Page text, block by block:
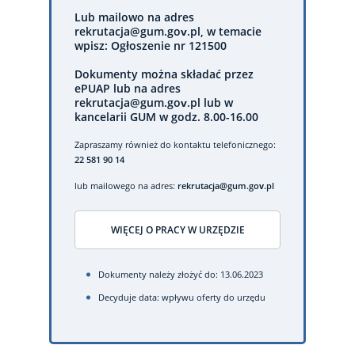
Lub mailowo na adres
rekrutacja@gum.gov.pl, w temacie
wpisz: Ogłoszenie nr 121500
Dokumenty można składać przez
ePUAP lub na adres
rekrutacja@gum.gov.pl lub w
kancelarii GUM w godz. 8.00-16.00
Zapraszamy również do kontaktu telefonicznego:
22 581 90 14
lub mailowego na adres: rekrutacja@gum.gov.pl
WIĘCEJ O PRACY W URZĘDZIE
Dokumenty należy złożyć do: 13.06.2023
Decyduje data: wpływu oferty do urzędu